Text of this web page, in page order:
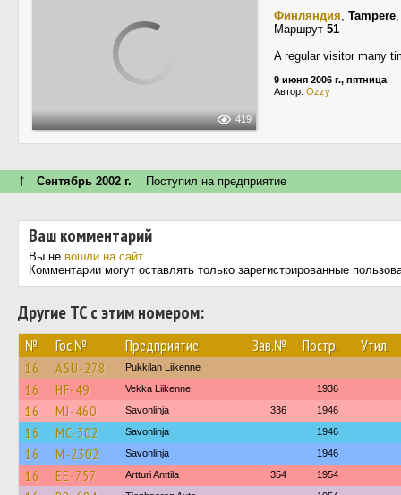
419
Финляндия, Tampere,
Маршрут 51
A regular visitor many
9 июня 2006 г., пятница
Автор: Ozzy
↑ Сентябрь 2002 г. Поступил на предприятие
Ваш комментарий
Вы не вошли на сайт.
Комментарии могут оставлять только зарегистрированные
Другие ТС с этим номером:
№ Гос.№ Предприятие Зав.№ Постр. Утил.
16 ASU-278 Pukkilan Liikenne
16 HF-49 Vekka Liikenne 1936
16 MJ-460 Savonlinja 336 1946
16 MC-302 Savonlinja 1946
16 M-2302 Savonlinja 1946
16 EE-757 Artturi Anttila 354 1954